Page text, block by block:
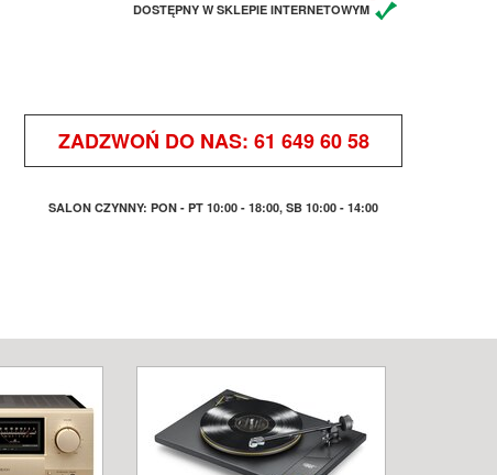
DOSTĘPNY W SKLEPIE INTERNETOWYM
ZADZWOŃ DO NAS: 61 649 60 58
SALON CZYNNY: PON - PT 10:00 - 18:00, SB 10:00 - 14:00